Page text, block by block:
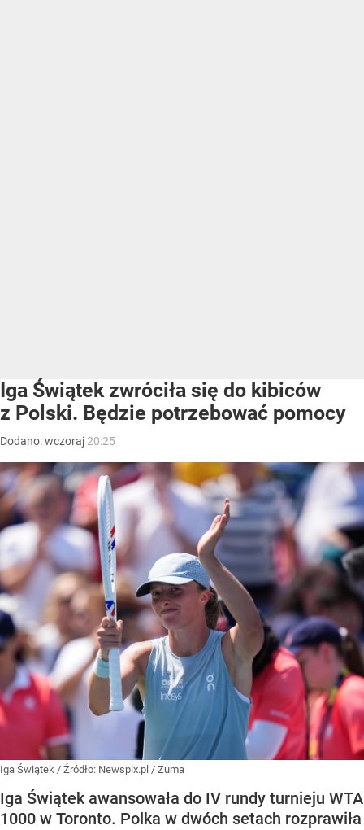
Iga Świątek zwróciła się do kibiców
z Polski. Będzie potrzebować pomocy
Dodano:wczoraj 20:25
Iga Świątek / Źródło: Newspix.pl / Zuma
Iga Świątek awansowała do IV rundy turnieju WTA
1000 w Toronto. Polka w dwóch setach rozprawiła